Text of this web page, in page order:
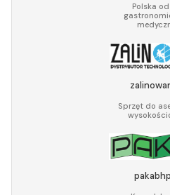
Polska
Sprzęt do